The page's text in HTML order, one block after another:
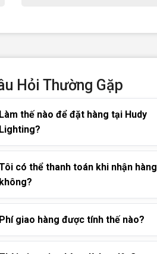
Hỏi Thường Gặp
Làm thế nào để đặt hàng tại Hudy
Lighting?
có thể thanh toán khi nhận hàng
không?
Phí giao hàng được tính thế nào?